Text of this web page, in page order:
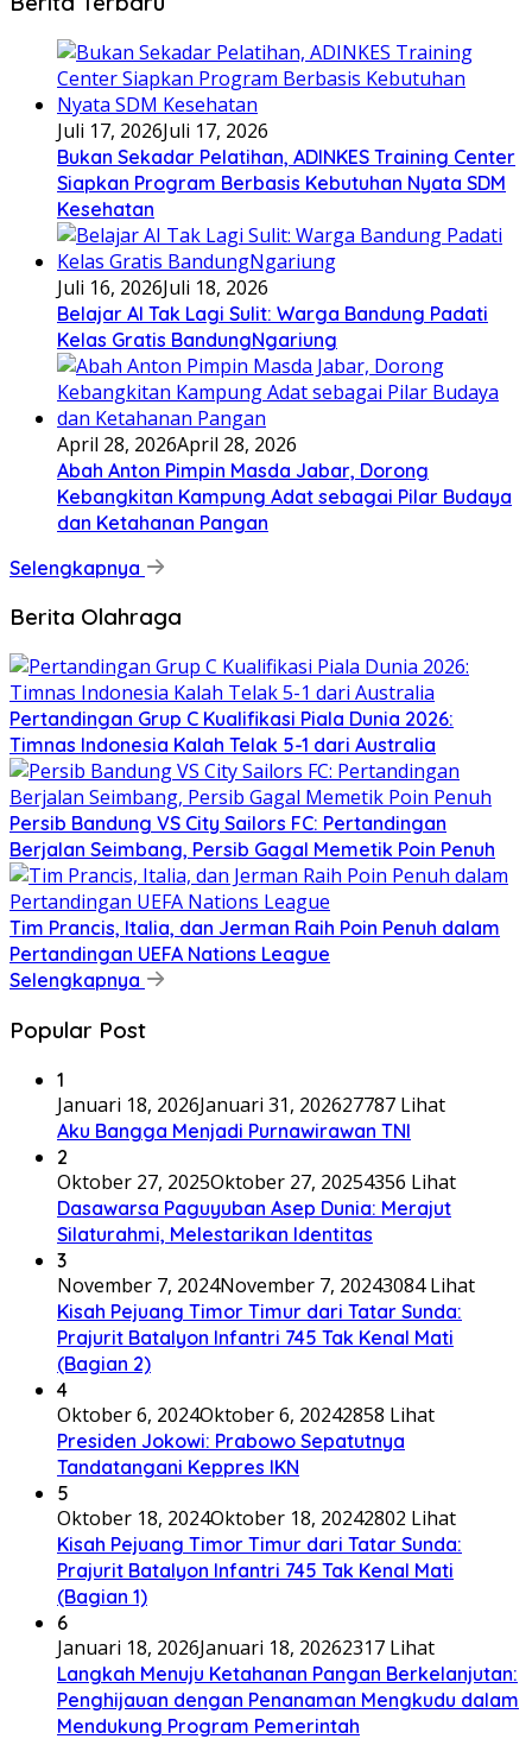
Juli 17, 2026Juli 17, 2026
Bukan Sekadar Pelatihan, ADINKES Training Center
Siapkan Program Berbasis Kebutuhan Nyata SDM
Kesehatan
Juli 16, 2026Juli 18, 2026
Belajar AI Tak Lagi Sulit: Warga Bandung Padati
Kelas Gratis BandungNgariung
April 28, 2026April 28, 2026
Abah Anton Pimpin Masda Jabar, Dorong
Kebangkitan Kampung Adat sebagai Pilar Budaya
dan Ketahanan Pangan
Selengkapnya
Berita Olahraga
Pertandingan Grup C Kualifikasi Piala Dunia 2026:
Timnas Indonesia Kalah Telak 5-1 dari Australia
Persib Bandung VS City Sailors FC: Pertandingan
Berjalan Seimbang, Persib Gagal Memetik Poin Penuh
Tim Prancis, Italia, dan Jerman Raih Poin Penuh dalam
Pertandingan UEFA Nations League
Selengkapnya
Popular Post
1
Januari 18, 2026Januari 31, 202627787 Lihat
Aku Bangga Menjadi Purnawirawan TNI
2
Oktober 27, 2025Oktober 27, 20254356 Lihat
Dasawarsa Paguyuban Asep Dunia: Merajut
Silaturahmi, Melestarikan Identitas
3
November 7, 2024November 7, 20243084 Lihat
Kisah Pejuang Timor Timur dari Tatar Sunda:
Prajurit Batalyon Infantri 745 Tak Kenal Mati
(Bagian 2)
4
Oktober 6, 2024Oktober 6, 20242858 Lihat
Presiden Jokowi: Prabowo Sepatutnya
Tandatangani Keppres IKN
5
Oktober 18, 2024Oktober 18, 20242802 Lihat
Kisah Pejuang Timor Timur dari Tatar Sunda:
Prajurit Batalyon Infantri 745 Tak Kenal Mati
(Bagian 1)
6
Januari 18, 2026Januari 18, 20262317 Lihat
Langkah Menuju Ketahanan Pangan Berkelanjutan:
Penghijauan dengan Penanaman Mengkudu dalam
Mendukung Program Pemerintah